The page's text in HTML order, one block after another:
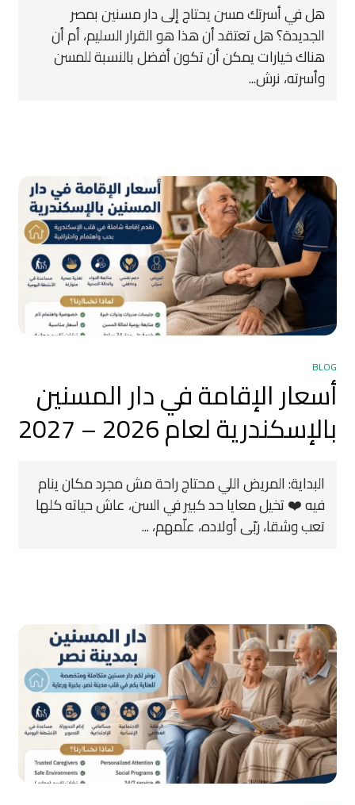
هل في أسرتك مسن يحتاج إلى دار مسنين بمصر
الجديدة؟ هل تعتقد أن هذا هو القرار السليم، أم أن
هناك خيارات يمكن أن تكون أفضل بالنسبة للمسن
وأسرته، نرش...
BLOG
أسعار الإقامة في دار المسنين
بالإسكندرية لعام 2026 – 2027
البداية: المريض اللي محتاج راحة مش مجرد مكان ينام
فيه ❤️ تخيل معايا حد كبير في السن، عاش حياته كلها
تعب وشقا، ربّى أولاده، علّمهم، ...